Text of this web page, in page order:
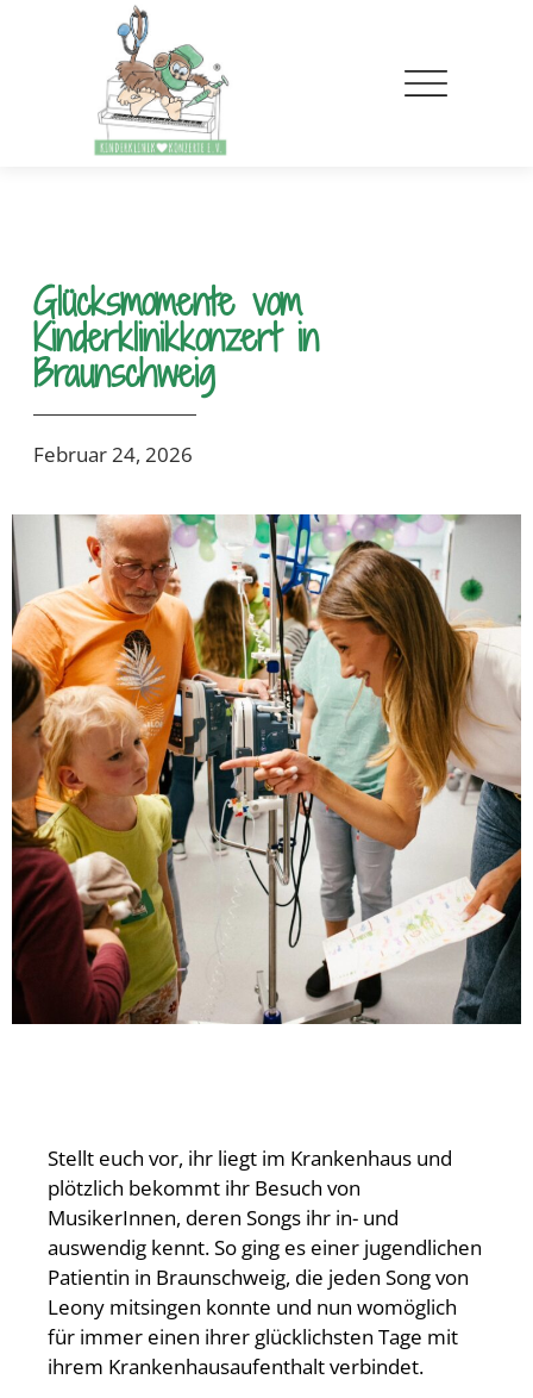
Glücksmomente vom
Kinderklinikkonzert in
Braunschweig
Februar 24, 2026
Stellt euch vor, ihr liegt im Krankenhaus und
plötzlich bekommt ihr Besuch von
MusikerInnen, deren Songs ihr in- und
auswendig kennt. So ging es einer jugendlichen
Patientin in Braunschweig, die jeden Song von
Leony mitsingen konnte und nun womöglich
für immer einen ihrer glücklichsten Tage mit
ihrem Krankenhausaufenthalt verbindet.